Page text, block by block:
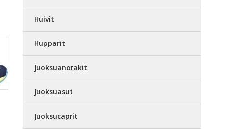
Huivit
Hupparit
Juoksuanorakit
Juoksuasut
Juoksucaprit